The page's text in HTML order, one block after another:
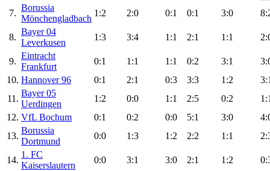
7.
Borussia
Mönchengladbach
1:2 2:0 0:1 0:1 3:0
8.
Bayer 04
Leverkusen
1:3 3:4 1:1 2:1 1:1
9.
Eintracht
Frankfurt
0:1 1:1 1:1 0:2 3:1
10. Hannover 96 0:1 2:1 0:3 3:3 1:2
11.
Bayer 05
Uerdingen
1:2 0:0 1:1 2:5 0:2
12. VfL Bochum 0:1 0:2 0:0 5:1 3:0
13.
Borussia
Dortmund
0:0 1:3 1:2 2:2 1:1
14.
1. FC
Kaiserslautern
0:0 3:1 3:0 2:1 1:2